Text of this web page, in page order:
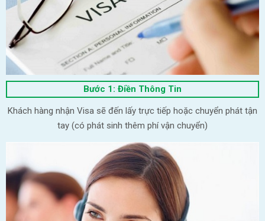
Bước 1: Điền Thông Tin
Khách hàng nhận Visa sẽ đến lấy trực tiếp hoặc chuyển phát tận
tay (có phát sinh thêm phí vận chuyển)